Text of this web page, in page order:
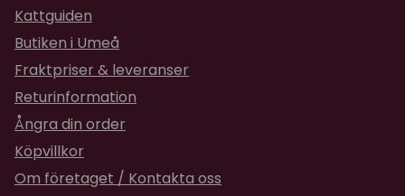
Kattguiden
Butiken i Umeå
Fraktpriser & leveranser
Returinformation
Ångra din order
Köpvillkor
Om företaget / Kontakta oss